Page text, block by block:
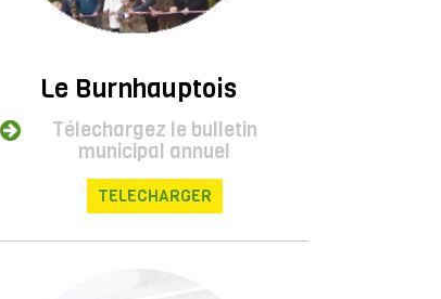
Le Burnhauptois
Télechargez le bulletin
municipal annuel
TELECHARGER